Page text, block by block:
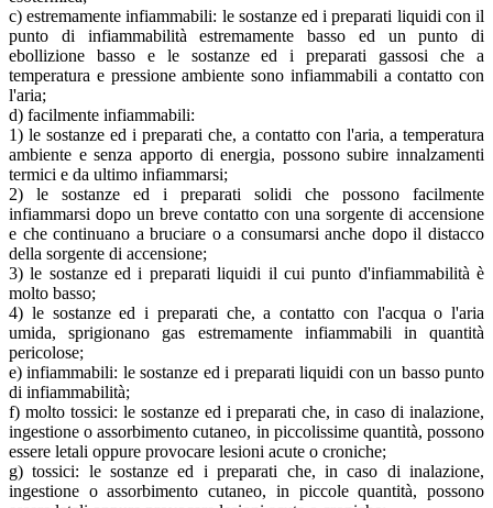
c) estremamente infiammabili: le sostanze ed i preparati liquidi con il
punto di infiammabilità estremamente basso ed un punto di
ebollizione basso e le sostanze ed i preparati gassosi che a
temperatura e pressione ambiente sono infiammabili a contatto con
l'aria;
d) facilmente infiammabili:
1) le sostanze ed i preparati che, a contatto con l'aria, a temperatura
ambiente e senza apporto di energia, possono subire innalzamenti
termici e da ultimo infiammarsi;
2) le sostanze ed i preparati solidi che possono facilmente
infiammarsi dopo un breve contatto con una sorgente di accensione
e che continuano a bruciare o a consumarsi anche dopo il distacco
della sorgente di accensione;
3) le sostanze ed i preparati liquidi il cui punto d'infiammabilità è
molto basso;
4) le sostanze ed i preparati che, a contatto con l'acqua o l'aria
umida, sprigionano gas estremamente infiammabili in quantità
pericolose;
e) infiammabili: le sostanze ed i preparati liquidi con un basso punto
di infiammabilità;
f) molto tossici: le sostanze ed i preparati che, in caso di inalazione,
ingestione o assorbimento cutaneo, in piccolissime quantità, possono
essere letali oppure provocare lesioni acute o croniche;
g) tossici: le sostanze ed i preparati che, in caso di inalazione,
ingestione o assorbimento cutaneo, in piccole quantità, possono